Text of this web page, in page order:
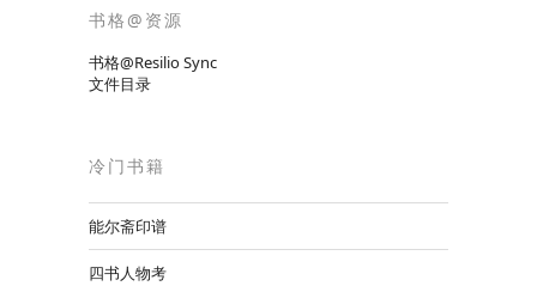
书格@资源
书格@Resilio Sync
文件目录
冷门书籍
能尔斋印谱
四书人物考